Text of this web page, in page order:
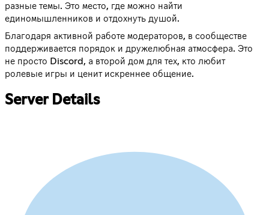
разные темы. Это место, где можно найти
единомышленников и отдохнуть душой.
Благодаря активной работе модераторов, в сообществе
поддерживается порядок и дружелюбная атмосфера. Это
не просто Discord, а второй дом для тех, кто любит
ролевые игры и ценит искреннее общение.
Server Details